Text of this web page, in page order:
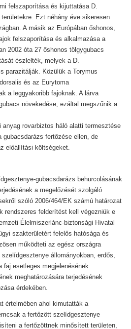
felszaporítása és kijuttatása D.
Ezt néhány éve sikeresen
A másik az Európában őshonos,
felszaporítása és alkalmazása a
2002 óta 27 őshonos tölgygubacs
észlelték, melyek a D.
parazitálják. Közülük a Torymus
és az Eurytoma
a leggyakoribb fajoknak. A lárva
növekedése, ezáltal megszűnik a
rovarbiztos háló alatti termesztése
gubacsdarázs fertőzése ellen, de
előállítási költségeket.
gubacsdarázs behurcolásának
a megelőzését szolgáló
szóló 2006/464/EK számú határozat
rendszeres felderítést kell végezniük e
Élelmiszerlánc-biztonsági Hivatal
szakterületért felelős hatósága és
működteti az egész országra
állományokban, erdős,
faj esetleges megjelenésének
meghatározására terjedésének
érdekében.
értelmében ahol kimutatták a
a fertőzött szelídgesztenye
a fertőzöttnek minősített területen,